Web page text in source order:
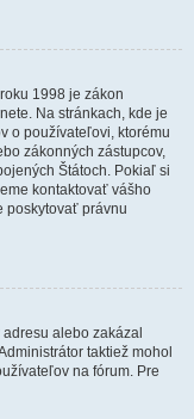
1998 je zákon
Na stránkach, kde je
o používateľovi, ktorému
zákonných zástupcov,
Štátoch. Pokiaľ si
kontaktovať vášho
poskytovať právnu
alebo zakázal
taktiež mohol
na fórum. Pre